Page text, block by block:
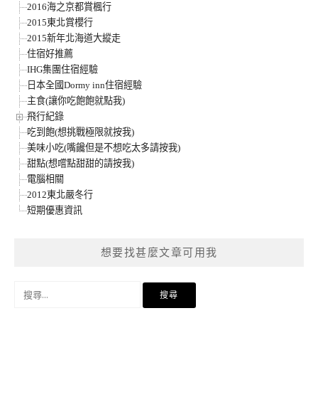
2016海之京都賞楓行
2015東北賞櫻行
2015新年北海道大縱走
住宿好推薦
IHG集團住宿經驗
日本全國Dormy inn住宿經驗
主食(讓你吃飽飽就點我)
飛行紀錄
吃到飽(想挑戰極限就按我)
美味小吃(嘴饞但是不想吃太多請按我)
甜點(想嚐點甜甜的請按我)
電腦相關
2012東北嚴冬行
短期優惠資訊
想要找甚麼文章可用我